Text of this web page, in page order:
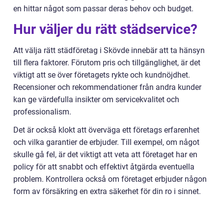
en hittar något som passar deras behov och budget.
Hur väljer du rätt städservice?
Att välja rätt städföretag i Skövde innebär att ta hänsyn
till flera faktorer. Förutom pris och tillgänglighet, är det
viktigt att se över företagets rykte och kundnöjdhet.
Recensioner och rekommendationer från andra kunder
kan ge värdefulla insikter om servicekvalitet och
professionalism.
Det är också klokt att överväga ett företags erfarenhet
och vilka garantier de erbjuder. Till exempel, om något
skulle gå fel, är det viktigt att veta att företaget har en
policy för att snabbt och effektivt åtgärda eventuella
problem. Kontrollera också om företaget erbjuder någon
form av försäkring en extra säkerhet för din ro i sinnet.